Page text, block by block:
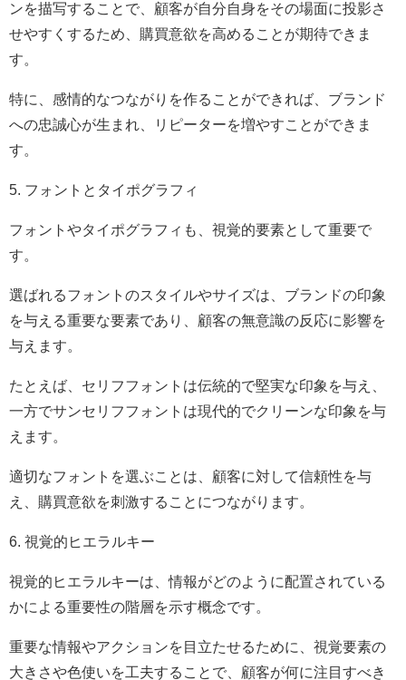
ンを描写することで、顧客が自分自身をその場面に投影さ
せやすくするため、購買意欲を高めることが期待できま
す。
特に、感情的なつながりを作ることができれば、ブランド
への忠誠心が生まれ、リピーターを増やすことができま
す。
5. フォントとタイポグラフィ
フォントやタイポグラフィも、視覚的要素として重要で
す。
選ばれるフォントのスタイルやサイズは、ブランドの印象
を与える重要な要素であり、顧客の無意識の反応に影響を
与えます。
たとえば、セリフフォントは伝統的で堅実な印象を与え、
一方でサンセリフフォントは現代的でクリーンな印象を与
えます。
適切なフォントを選ぶことは、顧客に対して信頼性を与
え、購買意欲を刺激することにつながります。
6. 視覚的ヒエラルキー
視覚的ヒエラルキーは、情報がどのように配置されている
かによる重要性の階層を示す概念です。
重要な情報やアクションを目立たせるために、視覚要素の
大きさや色使いを工夫することで、顧客が何に注目すべき